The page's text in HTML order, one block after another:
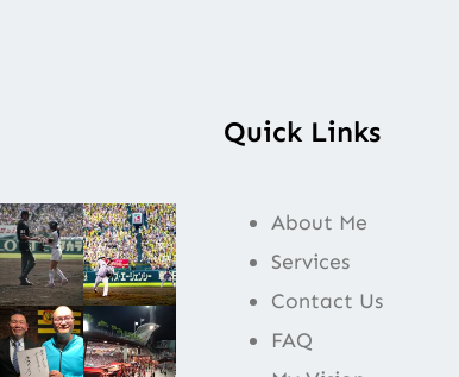
Quick Links
About Me
Services
Contact Us
FAQ